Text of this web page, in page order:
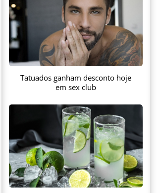
Tatuados ganham desconto hoje
em sex club